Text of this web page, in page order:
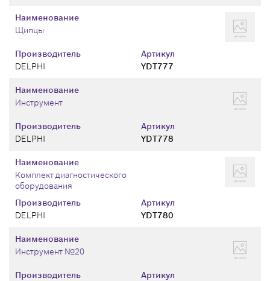
Производитель
DELPHI
Артикул
YDT777
Наименование
Щипцы
Производитель
DELPHI
Артикул
YDT778
Наименование
Инструмент
Производитель
DELPHI
Артикул
YDT780
Наименование
Комплект диагностического
оборудования
Производитель
Артикул
Наименование
Инструмент №20